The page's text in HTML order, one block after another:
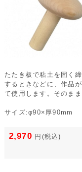
たたき板で粘土を固く
するときなどに、作品
て使用します。そのま
サイズ:φ90×厚90mm
2,970 円 (税込)